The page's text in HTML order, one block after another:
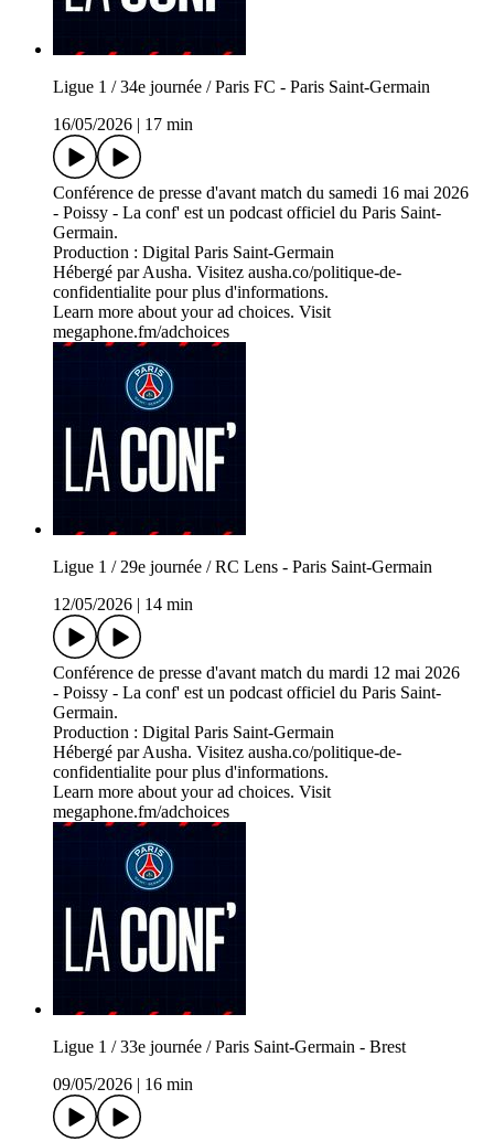
Ligue 1 / 34e journée / Paris FC - Paris Saint-Germain
16/05/2026
17 min
Conférence de presse d'avant match du samedi 16 mai 2026
- Poissy - La conf' est un podcast officiel du Paris Saint-
Germain.
Production : Digital Paris Saint-Germain
Hébergé par Ausha. Visitez ausha.co/politique-de-
confidentialite pour plus d'informations.
Learn more about your ad choices. Visit
megaphone.fm/adchoices
Ligue 1 / 29e journée / RC Lens - Paris Saint-Germain
12/05/2026
14 min
Conférence de presse d'avant match du mardi 12 mai 2026
- Poissy - La conf' est un podcast officiel du Paris Saint-
Germain.
Production : Digital Paris Saint-Germain
Hébergé par Ausha. Visitez ausha.co/politique-de-
confidentialite pour plus d'informations.
Learn more about your ad choices. Visit
megaphone.fm/adchoices
Ligue 1 / 33e journée / Paris Saint-Germain - Brest
09/05/2026
16 min